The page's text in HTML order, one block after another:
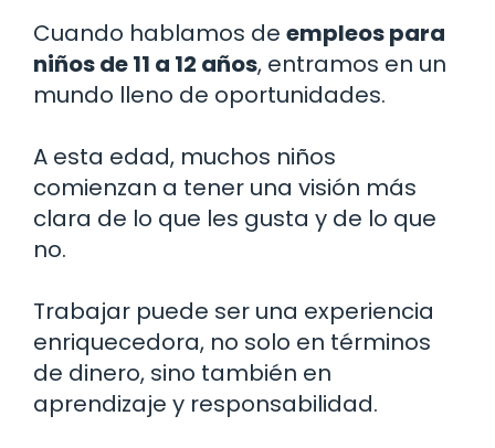
Cuando hablamos de empleos para
niños de 11 a 12 años, entramos en un
mundo lleno de oportunidades.
A esta edad, muchos niños
comienzan a tener una visión más
clara de lo que les gusta y de lo que
no.
Trabajar puede ser una experiencia
enriquecedora, no solo en términos
de dinero, sino también en
aprendizaje y responsabilidad.